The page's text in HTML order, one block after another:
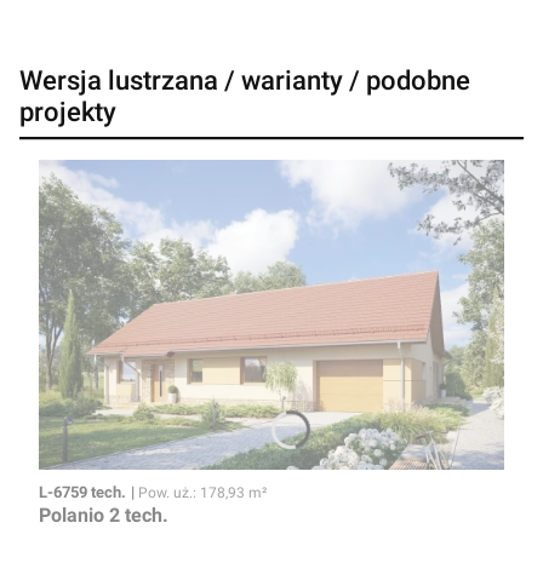
Wersja lustrzana / warianty / podobne
projekty
Kod
L-6759 tech. Powierzchnia użytkowa
Pow. uż.: 178,93 m²
Polanio 2 tech.